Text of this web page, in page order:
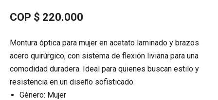
COP $ 220.000
Montura óptica para mujer en acetato laminado y brazos
acero quirúrgico, con sistema de flexión liviana para una
comodidad duradera. Ideal para quienes buscan estilo y
resistencia en un diseño sofisticado.
Género: Mujer